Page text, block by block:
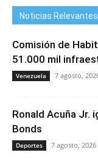
Noticias Relevantes
Comisión de
51.000 mil
Venezuela 7 agosto,
Ronald Acuña Jr.
Bonds
Deportes 7 agosto, 2026